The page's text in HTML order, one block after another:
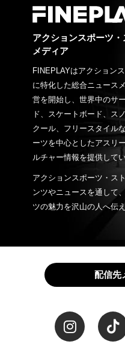
アクションスポーツ
メディア
FINEPLAYはアクション
に特化した総合ニュース
営を開始し、世界中のサ
ド、スケートボード、ス
クール、フリースタイル
ーツを中心としたアスリ
ルチャー情報を提供して
アクションスポーツ・ス
ンツやニュースを通して
ツの魅力を沢山の人へ伝
配信先